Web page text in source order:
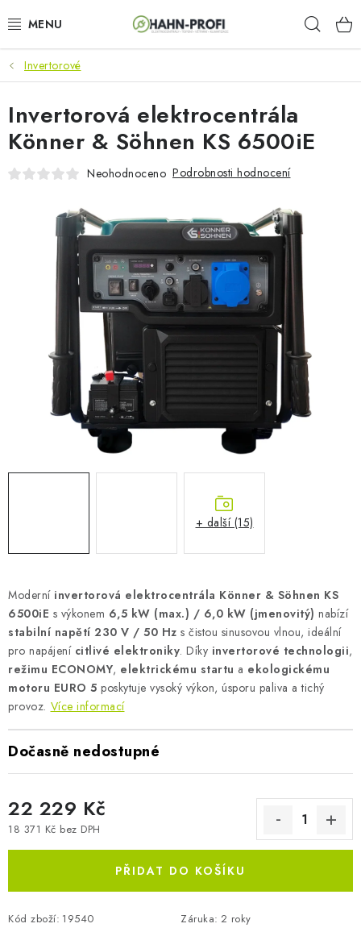
na
KLIMATIZACE
ELEKTROCENTRÁLY
ZAHRADNÍ TECHNIKA
AKU NÁŘADÍ
ODVLHČOVAČE
AKUMULAČNÍ KAMNA
ELEKTRICKÉ KRBY
Reklamace
Ochrana osobních údajů
Návody
Novinky Blog Reference Katalog
Invertorové
Moderní invertorová elektrocentrála Könner & Söhnen KS
6500iE s výkonem 6,5 kW (max.) / 6,0 kW (jmenovitý) nabízí
stabilní napětí 230 V / 50 Hz s čistou sinusovou vlnou, ideální
pro napájení citlivé elektroniky. Díky invertorové technologii,
režimu ECONOMY, elektrickému startu a ekologickému
motoru EURO 5 poskytuje vysoký výkon, úsporu paliva a tichý
provoz. Více informací
Dočasně nedostupné
22 229 Kč
18 371 Kč bez DPH
PŘIDAT DO KOŠÍKU
Kód zboží: 19540 Záruka: 2 roky
Invertorová elektrocentrála
Könner & Söhnen KS 6500iE
Neohodnoceno Podrobnosti hodnocení
+ další (15)